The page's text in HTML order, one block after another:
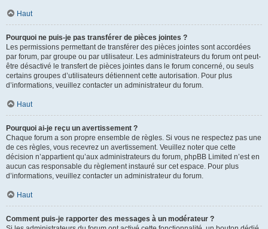
Haut
Pourquoi ne puis-je pas transférer de pièces jointes ?
Les permissions permettant de transférer des pièces jointes sont accordées
par forum, par groupe ou par utilisateur. Les administrateurs du forum ont peut-
être désactivé le transfert de pièces jointes dans le forum concerné, ou seuls
certains groupes d’utilisateurs détiennent cette autorisation. Pour plus
d’informations, veuillez contacter un administrateur du forum.
Haut
Pourquoi ai-je reçu un avertissement ?
Chaque forum a son propre ensemble de règles. Si vous ne respectez pas une
de ces règles, vous recevrez un avertissement. Veuillez noter que cette
décision n’appartient qu’aux administrateurs du forum, phpBB Limited n’est en
aucun cas responsable du règlement instauré sur cet espace. Pour plus
d’informations, veuillez contacter un administrateur du forum.
Haut
Comment puis-je rapporter des messages à un modérateur ?